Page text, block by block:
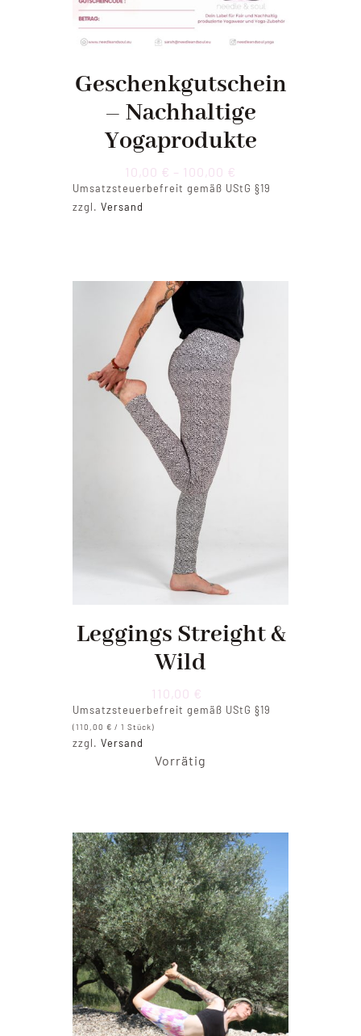
Geschenkgutschein
– Nachhaltige
Yogaprodukte
10,00 € – 100,00 €
10,00 €
Umsatzsteuerbefreit gemäß UStG §19
zzgl.Versand
Leggings Streight &
Wild
110,00 €
Umsatzsteuerbefreit gemäß UStG §19
(110,00€ / 1 Stück)
zzgl.Versand
Vorrätig